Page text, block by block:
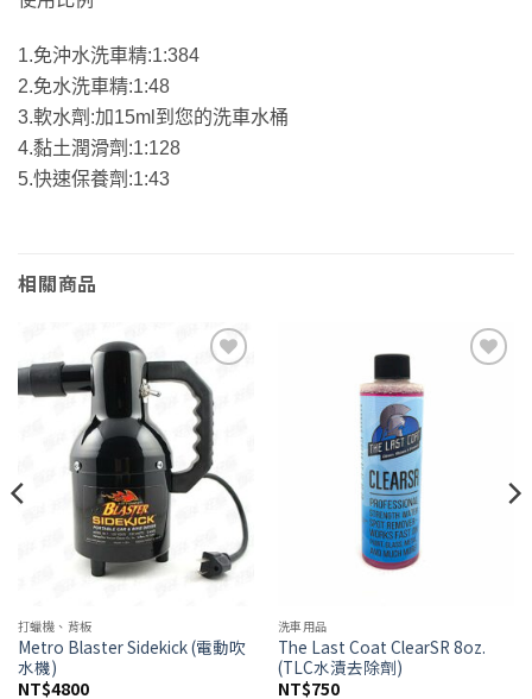
1.免沖水洗車精:1:384
2.免水洗車精:1:48
3.軟水劑:加15ml到您的洗車水桶
4.黏土潤滑劑:1:128
5.快速保養劑:1:43
相關商品
Add to
wishlist
打蠟機、背板
Metro Blaster Sidekick (電動吹
水機)
NT$4800
洗車用品
The Last Coat ClearSR 8oz.
(TLC水漬去除劑)
NT$750